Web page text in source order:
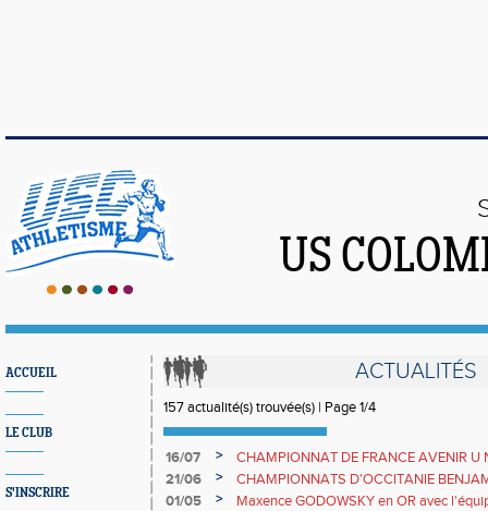
US
ACCUEIL
LE CLUB
S'INSCRIRE
ACTUALITÉS
157 actualité(s) trouvée(s) | Page 1/4
16/07 >
CHAMPIONNAT DE FRANCE AVENIR U
21/06
>
CHAMPIONNATS D'OCCITANIE
longueur pour Mattéo VERVELLE
01/05 >
Maxence GODOWSKY en OR avec